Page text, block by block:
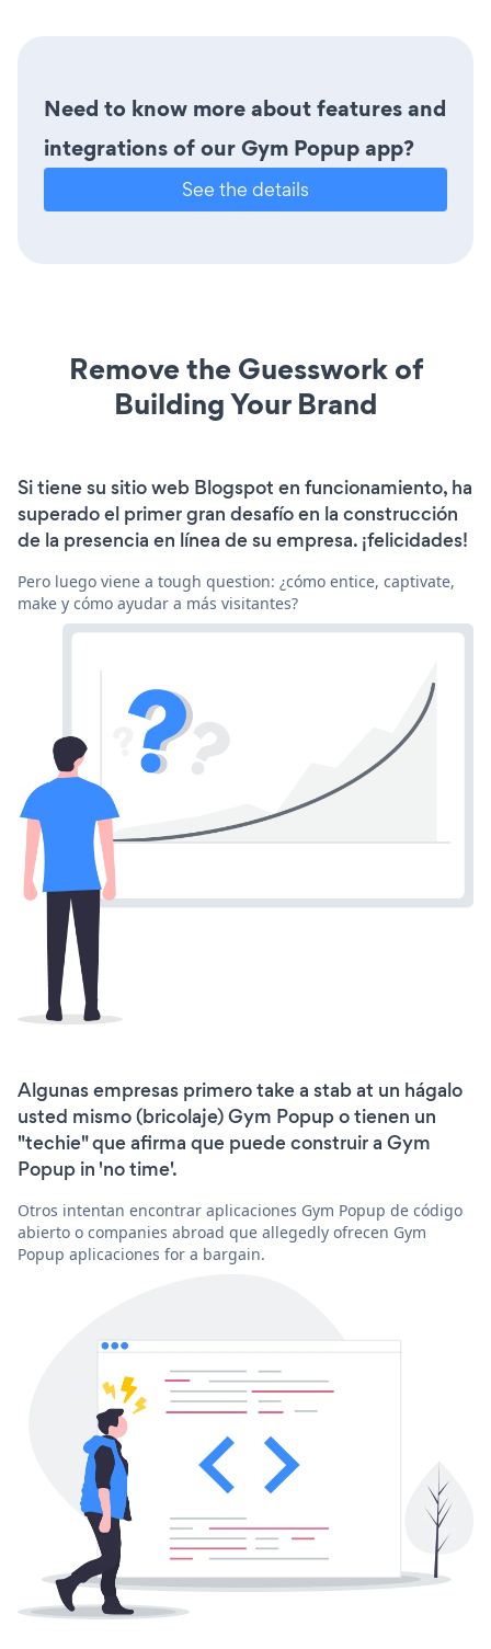
Need to know more about features and
integrations of our Gym Popup app?
See the details
Remove the Guesswork of
Building Your Brand
Si tiene su sitio web Blogspot en funcionamiento, ha
superado el primer gran desafío en la construcción
de la presencia en línea de su empresa. ¡felicidades!
Pero luego viene a tough question: ¿cómo entice, captivate,
make y cómo ayudar a más visitantes?
Algunas empresas primero take a stab at un hágalo
usted mismo (bricolaje) Gym Popup o tienen un
"techie" que afirma que puede construir a Gym
Popup in 'no time'.
Otros intentan encontrar aplicaciones Gym Popup de código
abierto o companies abroad que allegedly ofrecen Gym
Popup aplicaciones for a bargain.